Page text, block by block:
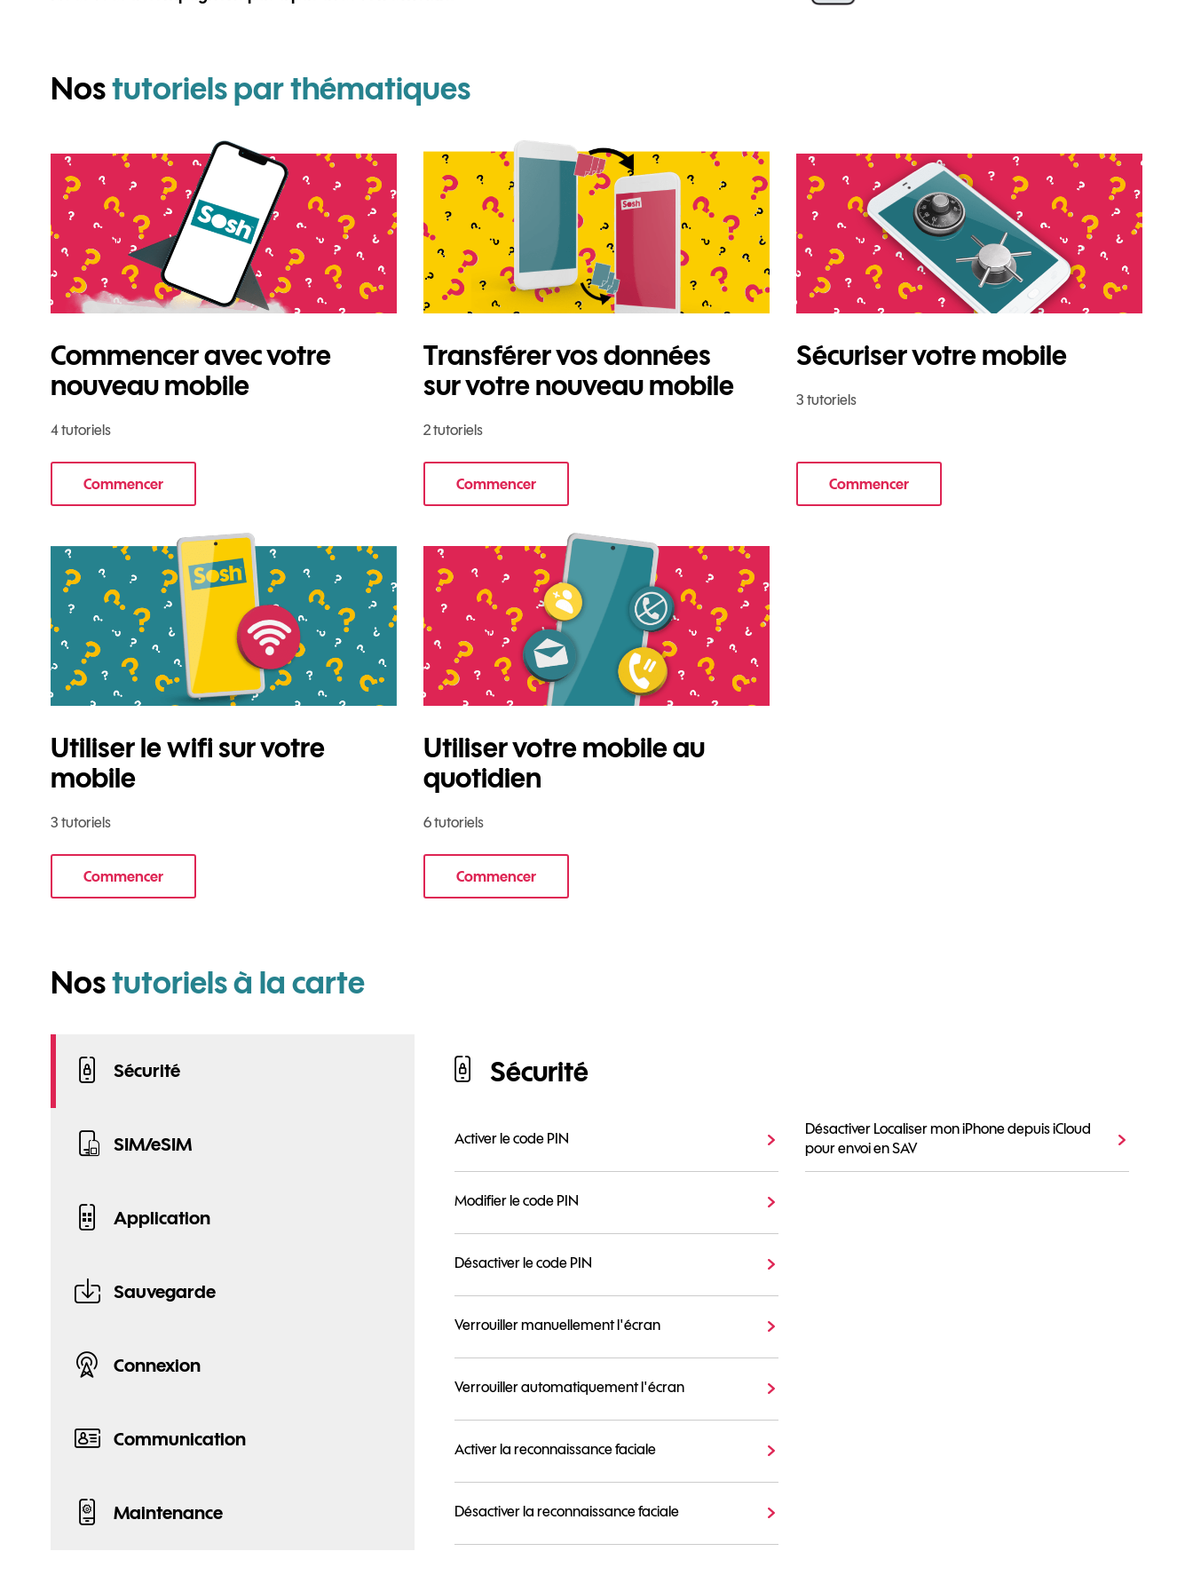
Nostutoriels par thématiquespour Apple iPhone 14 Pro
Commencer avec votre
nouveau mobile
4 tutoriels
Commencerle tuto pour Commencer avec votre nouveau mobile
Transférer vos données
sur votre nouveau mobile
2 tutoriels
Commencerle tuto pour Transférer vos données sur votre nouveau mobile
Sécuriser votre mobile
3 tutoriels
Commencerle tuto pour Sécuriser votre mobile
Utiliser le wifi sur votre
mobile
3 tutoriels
Commencerle tuto pour Utiliser le wifi sur votre mobile
Utiliser votre mobile au
quotidien
6 tutoriels
Commencerle tuto pour Utiliser votre mobile au quotidien
Nostutoriels à la cartepour Apple iPhone 14 Pro
Sécurité
SIM/eSIM
Application
Sauvegarde
Connexion
Communication
Maintenance
Sécurité
Activer le code PIN
Modifier le code PIN
Désactiver le code PIN
Verrouiller manuellement l'écran
Verrouiller automatiquement l'écran
Activer la reconnaissance faciale
Désactiver la reconnaissance faciale
Désactiver Localiser mon iPhone depuis iCloud
pour envoi en SAV